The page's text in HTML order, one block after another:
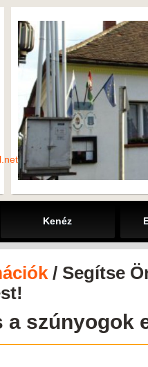
Kenéz
/ Segítse
a szúnyogok